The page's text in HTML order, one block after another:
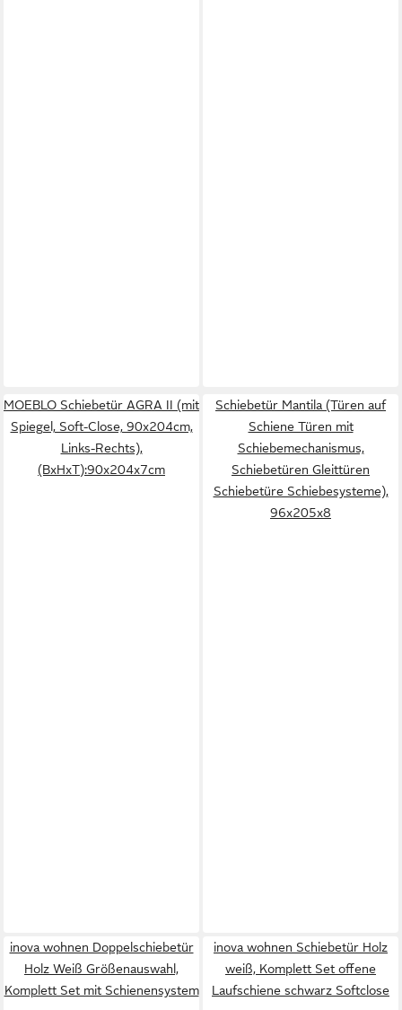
MOEBLO Schiebetür AGRA II (mit
Spiegel, Soft-Close, 90x204cm,
Links-Rechts),
(BxHxT):90x204x7cm
Schiebetür Mantila (Türen auf
Schiene Türen mit
Schiebemechanismus,
Schiebetüren Gleittüren
Schiebetüre Schiebesysteme),
96x205x8
inova wohnen Doppelschiebetür
Holz Weiß Größenauswahl,
Komplett Set mit Schienensystem
inova wohnen Schiebetür Holz
weiß, Komplett Set offene
Laufschiene schwarz Softclose